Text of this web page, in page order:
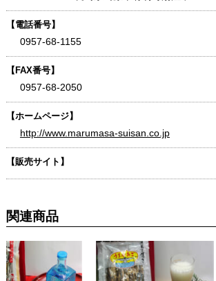
【電話番号】
0957-68-1155
【FAX番号】
0957-68-2050
【ホームページ】
http://www.marumasa-suisan.co.jp
【販売サイト】
関連商品